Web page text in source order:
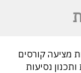
us
מציעה קורסים
נסיעות